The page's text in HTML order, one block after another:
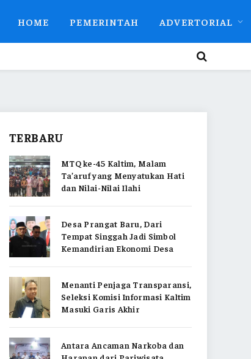
HOME PEMERINTAH ADVERTORIAL
TERBARU
MTQ ke-45 Kaltim, Malam
Ta’aruf yang Menyatukan Hati
dan Nilai-Nilai Ilahi
Desa Prangat Baru, Dari
Tempat Singgah Jadi Simbol
Kemandirian Ekonomi Desa
Menanti Penjaga Transparansi,
Seleksi Komisi Informasi Kaltim
Masuki Garis Akhir
Antara Ancaman Narkoba dan